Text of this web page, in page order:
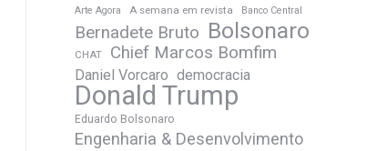
Arte Agora A semana em revista Banco Central
Bernadete Bruto Bolsonaro
CHAT Chief Marcos Bomfim
Daniel Vorcaro democracia
Donald Trump
Eduardo Bolsonaro
Engenharia & Desenvolvimento